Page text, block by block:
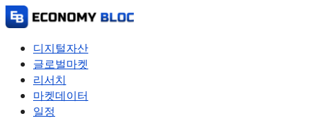
컨
텐
디지털자산
글로벌마켓
리서치
마켓데이터
일정